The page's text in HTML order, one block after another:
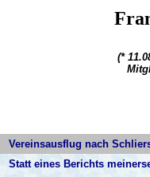
(*
Vereinsausflug nach
Statt eines Berichts